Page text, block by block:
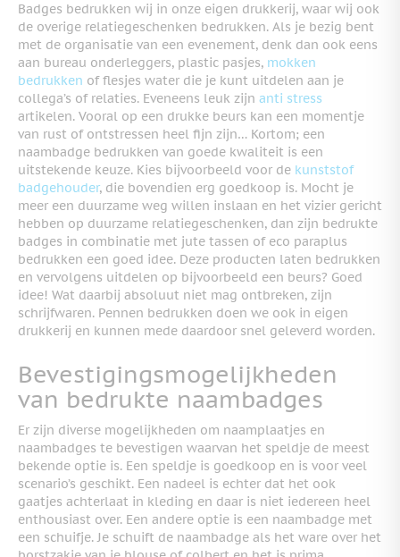
Badges bedrukken wij in onze eigen drukkerij, waar wij ook
de overige relatiegeschenken bedrukken. Als je bezig bent
met de organisatie van een evenement, denk dan ook eens
aan bureau onderleggers, plastic pasjes, mokken
bedrukken of flesjes water die je kunt uitdelen aan je
collega’s of relaties. Eveneens leuk zijn anti stress
artikelen. Vooral op een drukke beurs kan een momentje
van rust of ontstressen heel fijn zijn… Kortom; een
naambadge bedrukken van goede kwaliteit is een
uitstekende keuze. Kies bijvoorbeeld voor de kunststof
badgehouder, die bovendien erg goedkoop is. Mocht je
meer een duurzame weg willen inslaan en het vizier gericht
hebben op duurzame relatiegeschenken, dan zijn bedrukte
badges in combinatie met jute tassen of eco paraplus
bedrukken een goed idee. Deze producten laten bedrukken
en vervolgens uitdelen op bijvoorbeeld een beurs? Goed
idee! Wat daarbij absoluut niet mag ontbreken, zijn
schrijfwaren. Pennen bedrukken doen we ook in eigen
drukkerij en kunnen mede daardoor snel geleverd worden.
Bevestigingsmogelijkheden
van bedrukte naambadges
Er zijn diverse mogelijkheden om naamplaatjes en
naambadges te bevestigen waarvan het speldje de meest
bekende optie is. Een speldje is goedkoop en is voor veel
scenario’s geschikt. Een nadeel is echter dat het ook
gaatjes achterlaat in kleding en daar is niet iedereen heel
enthousiast over. Een andere optie is een naambadge met
een schuifje. Je schuift de naambadge als het ware over het